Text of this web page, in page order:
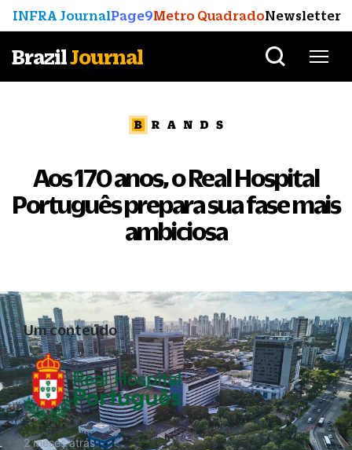
INFRA JournalPage9Metro QuadradoNewsletter
BrazilJournal
Aos 170 anos, o Real Hospital
Português prepara sua fase mais
ambiciosa
Um conteúdo
2 meses atrás